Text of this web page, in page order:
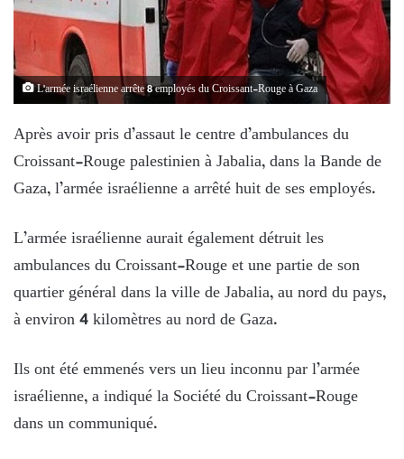
L'armée israélienne arrête 8 employés du Croissant-Rouge à Gaza
Après avoir pris d’assaut le centre d’ambulances du
Croissant-Rouge palestinien à Jabalia, dans la Bande de
Gaza, l’armée israélienne a arrêté huit de ses employés.
L’armée israélienne aurait également détruit les
ambulances du Croissant-Rouge et une partie de son
quartier général dans la ville de Jabalia, au nord du pays,
à environ 4 kilomètres au nord de Gaza.
Ils ont été emmenés vers un lieu inconnu par l’armée
israélienne, a indiqué la Société du Croissant-Rouge
dans un communiqué.